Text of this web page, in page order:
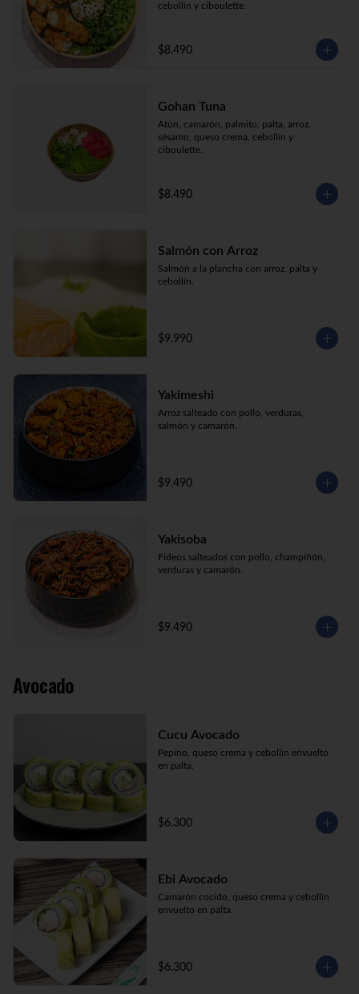
cebollín y ciboulette.
$8.490
Gohan Tuna
Atún, camarón, palmito, palta, arroz,
sésamo, queso crema, cebollín y
ciboulette.
$8.490
Salmón con Arroz
Salmón a la plancha con arroz, palta y
cebollín.
$9.990
Yakimeshi
Arroz salteado con pollo, verduras,
salmón y camarón.
$9.490
Yakisoba
Fideos salteados con pollo, champiñón,
verduras y camarón.
$9.490
Avocado
Cucu Avocado
Pepino, queso crema y cebollín envuelto
en palta.
$6.300
Ebi Avocado
Camarón cocido, queso crema y cebollín
envuelto en palta.
$6.300